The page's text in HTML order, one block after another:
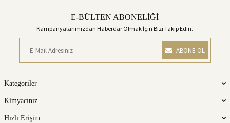
E-BÜLTEN ABONELİĞİ
Kampanyalarımızdan Haberdar Olmak İçin Bizi Takip Edin.
ABONE OL
Kategoriler
Kimyacınız
Hızlı Erişim